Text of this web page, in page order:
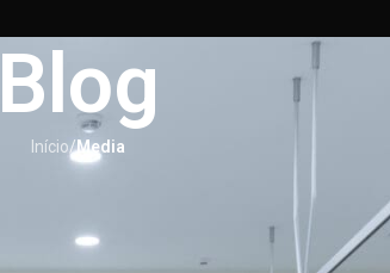
Blog
Início/Media
precisa mesmo de saber